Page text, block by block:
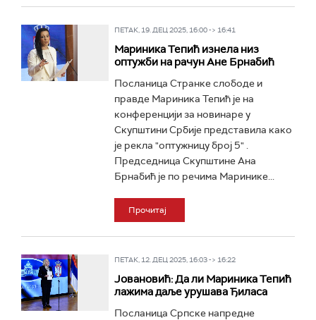
ПЕТАК, 19. ДЕЦ 2025, 16:00 -> 16:41
Мариника Тепић изнела низ
оптужби на рачун Ане Брнабић
Посланица Странке слободе и
правде Мариника Тепић је на
конференцији за новинаре у
Скупштини Србије представила како
је рекла "оптужницу број 5" .
Председница Скупштине Ана
Брнабић је по речима Маринике...
Прочитај
ПЕТАК, 12. ДЕЦ 2025, 16:03 -> 16:22
Јовановић: Да ли Мариника Тепић
лажима даље урушава Ђиласа
Посланица Српске напредне